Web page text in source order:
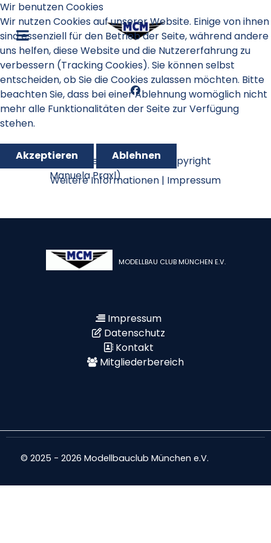
Schnupperfliegen 2019 (Copyright
Manuela Praxl)
MODELLBAU CLUB MÜNCHEN E.V.
Impressum
Datenschutz
Kontakt
Mitgliederbereich
© 2025 - 2026 Modellbauclub München e.V.
Wir benutzen Cookies
Wir nutzen Cookies auf unserer Website. Einige von ihnen
sind essenziell für den Betrieb der Seite, während andere
uns helfen, diese Website und die Nutzererfahrung zu
verbessern (Tracking Cookies). Sie können selbst
entscheiden, ob Sie die Cookies zulassen möchten. Bitte
beachten Sie, dass bei einer Ablehnung womöglich nicht
mehr alle Funktionalitäten der Seite zur Verfügung
stehen.
Akzeptieren
Ablehnen
Weitere Informationen | Impressum